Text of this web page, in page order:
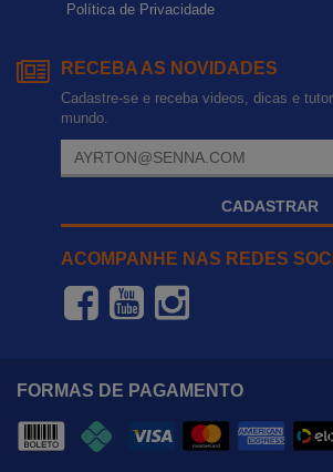
Política de Privacidade
RECEBA AS NOVIDADES
Cadastre-se e receba videos, dicas e
mundo.
CADASTRAR
ACOMPANHE NAS REDES
FORMAS DE PAGAMENTO